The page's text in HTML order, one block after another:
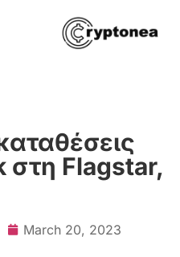
στη Flagstar,
March 20, 2023